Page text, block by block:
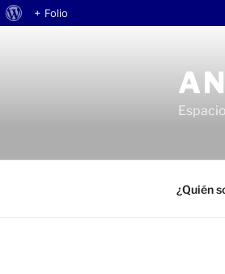
Acerca
+ Folio
¿Quién